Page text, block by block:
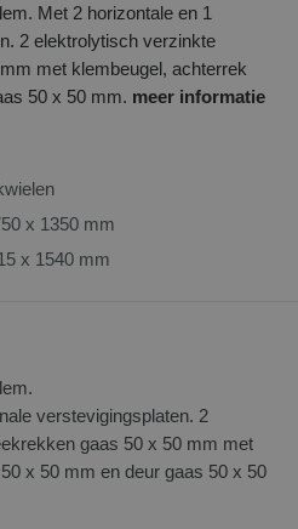
Met 2 horizontale en 1
2 elektrolytisch verzinkte
met klembeugel, achterrek
50 x 50 mm. meer informatie
x 1350 mm
x 1540 mm
verstevigingsplaten. 2
gaas 50 x 50 mm met
x 50 mm en deur gaas 50 x 50